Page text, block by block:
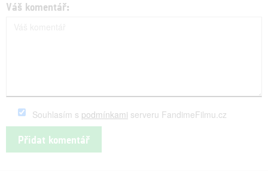
Váš komentář:
Souhlasím s podmínkami serveru FandimeFilmu.cz